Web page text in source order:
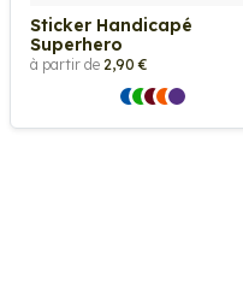
Sticker Handicapé
Superhero
à partir de 2,90 €